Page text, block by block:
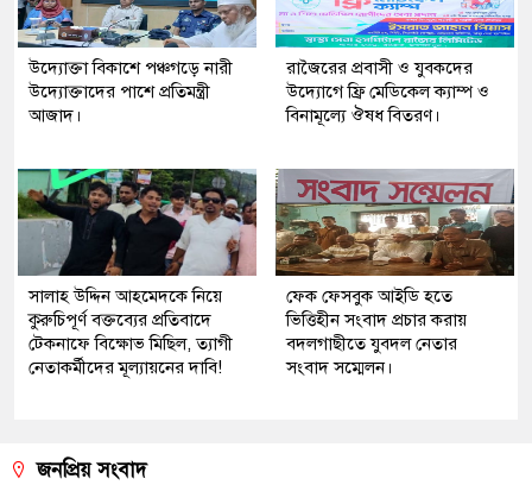
উদ্যোক্তা বিকাশে পঞ্চগড়ে নারী
উদ্যোক্তাদের পাশে প্রতিমন্ত্রী
আজাদ।
রাজৈরের‌ প্রবাসী ও যুবকদের
উদ্যোগে ফ্রি মেডিকেল ক্যাম্প ও
বিনামূল্যে ঔষধ বিতরণ।
সালাহ উদ্দিন আহমেদকে নিয়ে
কুরুচিপূর্ণ বক্তব্যের প্রতিবাদে
টেকনাফে বিক্ষোভ মিছিল, ত্যাগী
নেতাকর্মীদের মূল্যায়নের দাবি!
ফেক ফেসবুক আইডি হতে
ভিত্তিহীন সংবাদ প্রচার করায়
বদলগাছীতে যুবদল নেতার
সংবাদ সম্মেলন।
জনপ্রিয় সংবাদ